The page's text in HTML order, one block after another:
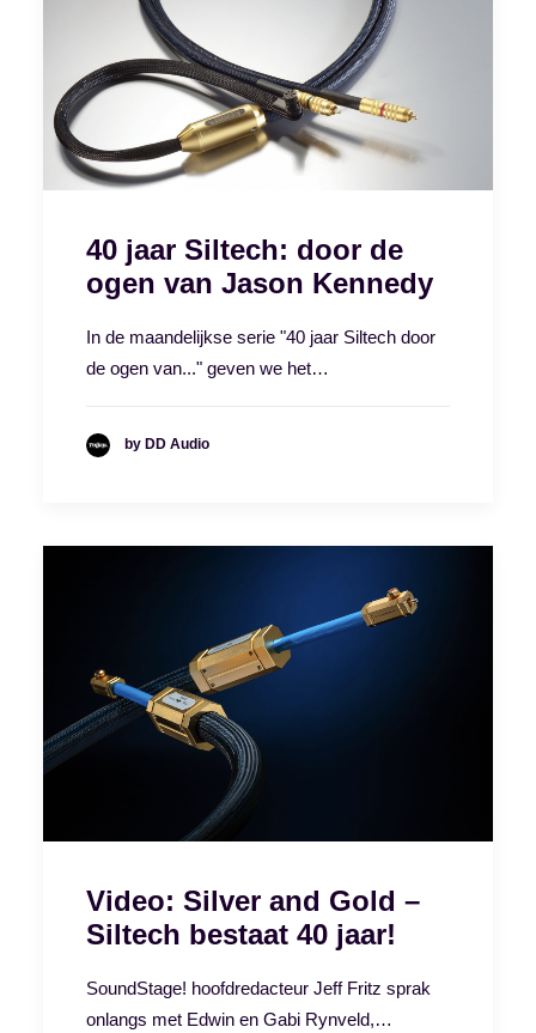
40 jaar Siltech: door de
ogen van Jason Kennedy
In de maandelijkse serie "40 jaar Siltech door
de ogen van..." geven we het…
by DD Audio
Video: Silver and Gold –
Siltech bestaat 40 jaar!
SoundStage! hoofdredacteur Jeff Fritz sprak
onlangs met Edwin en Gabi Rynveld,…